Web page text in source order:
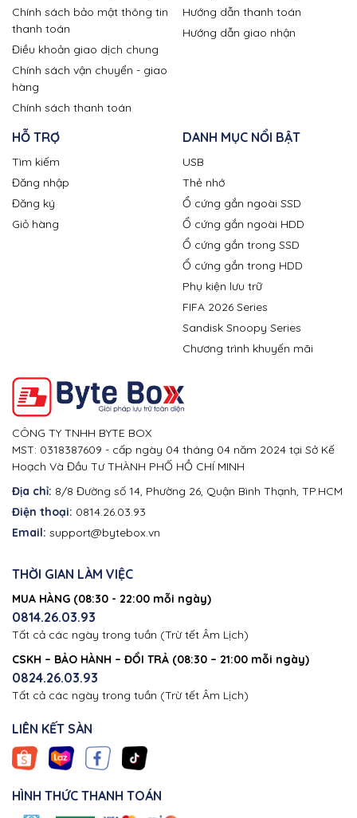
Chính sách bảo mật thông tin
thanh toán
Điều khoản giao dịch chung
Chính sách vận chuyển - giao
hàng
Chính sách thanh toán
Hướng dẫn thanh toán
Hướng dẫn giao nhận
HỖ TRỢ
Tìm kiếm
Đăng nhập
Đăng ký
Giỏ hàng
DANH MỤC NỔI BẬT
USB
Thẻ nhớ
Ổ cứng gắn ngoài SSD
Ổ cứng gắn ngoài HDD
Ổ cứng gắn trong SSD
Ổ cứng gắn trong HDD
Phụ kiện lưu trữ
FIFA 2026 Series
Sandisk Snoopy Series
Chương trình khuyến mãi
CÔNG TY TNHH BYTE BOX
MST: 0318387609 - cấp ngày 04 tháng 04 năm 2024 tại Sở Kế
Hoạch Và Đầu Tư THÀNH PHỐ HỒ CHÍ MINH
Địa chỉ: 8/8 Đường số 14, Phường 26, Quận Bình Thạnh, TP.HCM
Điện thoại: 0814.26.03.93
Email: support@bytebox.vn
THỜI GIAN LÀM VIỆC
MUA HÀNG (08:30 - 22:00 mỗi ngày)
0814.26.03.93
Tất cả các ngày trong tuần (Trừ tết Âm Lịch)
CSKH – BẢO HÀNH – ĐỔI TRẢ (08:30 – 21:00 mỗi ngày)
0824.26.03.93
Tất cả các ngày trong tuần (Trừ tết Âm Lịch)
LIÊN KẾT SÀN
HÌNH THỨC THANH TOÁN